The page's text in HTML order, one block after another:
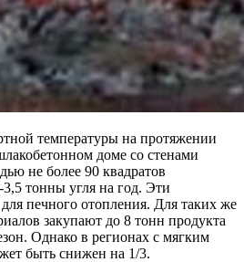
температуры на протяжении
доме со стенами
не более 90 квадратов
тонны угля на год. Эти
печного отопления. Для таких же
закупают до 8 тонн продукта
Однако в регионах с мягким
быть снижен на 1/3.